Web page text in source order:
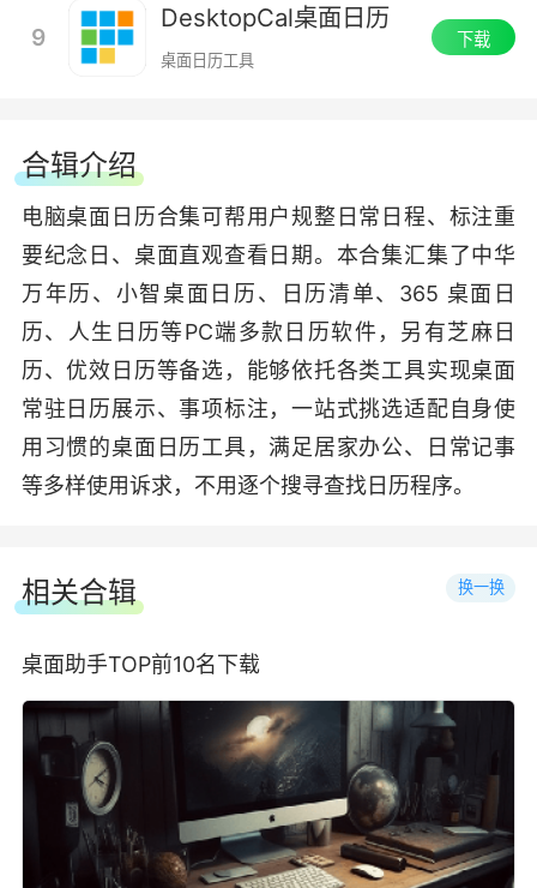
9
DesktopCal桌面日历
桌面日历工具
下载
合辑介绍
电脑桌面日历合集可帮用户规整日常日程、标注重
要纪念日、桌面直观查看日期。本合集汇集了中华
万年历、小智桌面日历、日历清单、365 桌面日
历、人生日历等PC端多款日历软件，另有芝麻日
历、优效日历等备选，能够依托各类工具实现桌面
常驻日历展示、事项标注，一站式挑选适配自身使
用习惯的桌面日历工具，满足居家办公、日常记事
等多样使用诉求，不用逐个搜寻查找日历程序。
相关合辑 换一换
桌面助手TOP前10名下载